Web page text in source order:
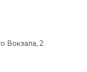
Вокзала, 2